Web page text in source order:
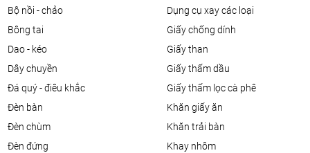
bộ nồi - chảo
bông tai
dao - kéo
dây chuyền
đá quý - điêu khắc
đèn bàn
đèn chùm
đèn đứng
dụng cụ xay các loại
giấy chống dính
giấy than
giấy thấm dầu
giấy thấm lọc cà phê
khăn giấy ăn
khăn trải bàn
khay nhôm